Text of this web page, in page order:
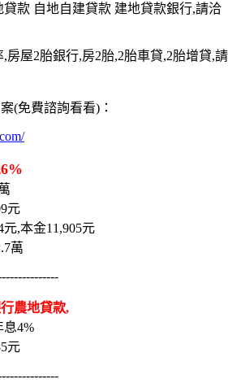
款 自地自建貸款 建地貸款銀行,請洽
房屋2胎銀行,房2胎,2胎車貸,2胎增貸,請
(免費諮詢看看)：
元
,本金11,905元
萬
農地貸款,
息4%
元